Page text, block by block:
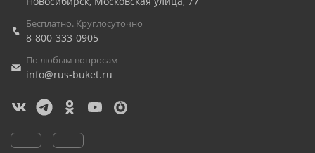
Бесплатно. Круглосуточно
8-800-333-0905
По любым вопросам
info@rus-buket.ru